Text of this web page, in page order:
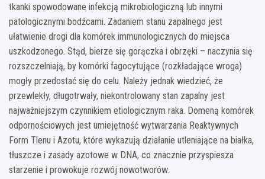
tkanki spowodowane infekcją mikrobiologiczną lub innymi
patologicznymi bodźcami. Zadaniem stanu zapalnego jest
ułatwienie drogi dla komórek immunologicznych do miejsca
uszkodzonego. Stąd, bierze się gorączka i obrzęki – naczynia się
rozszczelniają, by komórki fagocytujące (rozkładające wroga)
mogły przedostać się do celu. Należy jednak wiedzieć, że
przewlekły, długotrwały, niekontrolowany stan zapalny jest
najważniejszym czynnikiem etiologicznym raka. Domeną komórek
odpornościowych jest umiejętność wytwarzania Reaktywnych
Form Tlenu i Azotu, które wykazują działanie utleniające na białka,
tłuszcze i zasady azotowe w DNA, co znacznie przyspiesza
starzenie i prowokuje rozwój nowotworów.